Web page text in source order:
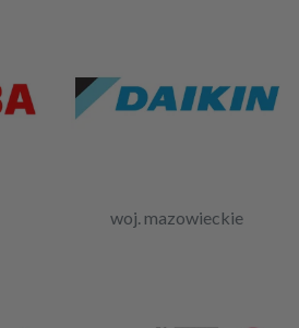
woj. mazowieckie